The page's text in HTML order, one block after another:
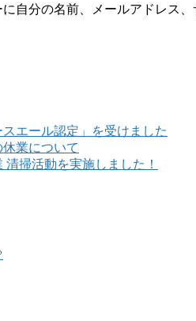
自分の名前、メールアドレス、
エール認定」を受けました
休業について
掃活動を実施しました！